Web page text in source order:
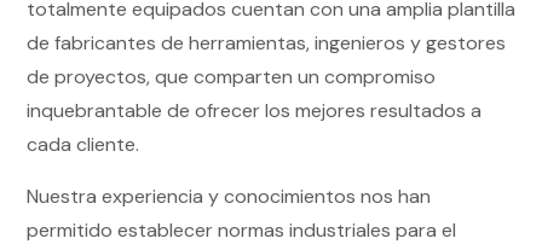
totalmente equipados cuentan con una amplia plantilla
de fabricantes de herramientas, ingenieros y gestores
de proyectos, que comparten un compromiso
inquebrantable de ofrecer los mejores resultados a
cada cliente.
Nuestra experiencia y conocimientos nos han
permitido establecer normas industriales para el